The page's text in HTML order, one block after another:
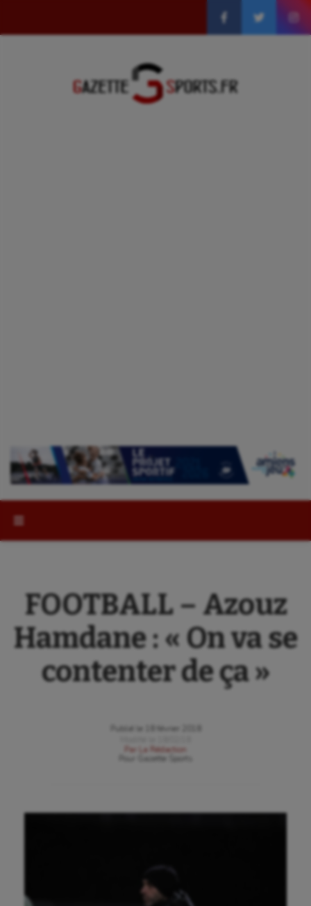
FOOTBALL – Azouz
Hamdane : « On va se
contenter de ça »
Publié le
18 février 2018
Par
La Rédaction
Gazette Sports